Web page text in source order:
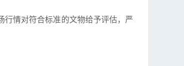
行情对符合标准的文物给予评估，严